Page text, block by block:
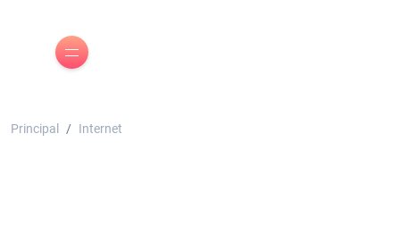
Principal Internet